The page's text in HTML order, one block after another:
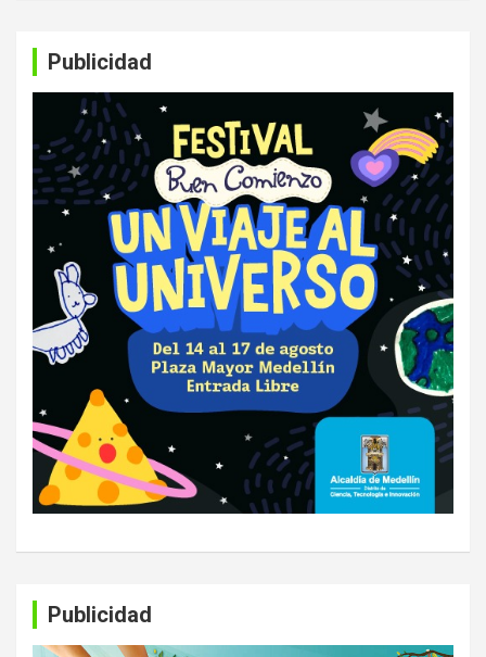
Publicidad
Publicidad